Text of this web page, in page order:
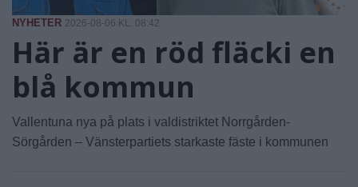
NYHETER 2026-08-06 KL. 08:42
Här är en röd fläcki en
blå kommun
Vallentuna nya på plats i valdistriktet Norrgården-
Sörgården – Vänsterpartiets starkaste fäste i kommunen